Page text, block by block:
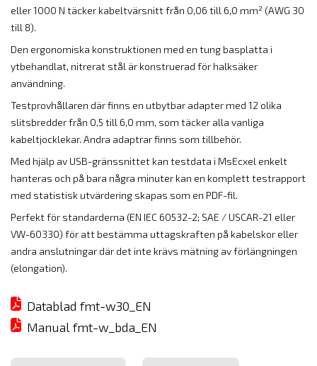
eller 1000 N täcker kabeltvärsnitt från 0,06 till 6,0 mm² (AWG 30
till 8).
Den ergonomiska konstruktionen med en tung basplatta i
ytbehandlat, nitrerat stål är konstruerad för halksäker
användning.
Testprovhållaren där finns en utbytbar adapter med 12 olika
slitsbredder från 0,5 till 6,0 mm, som täcker alla vanliga
kabeltjocklekar. Andra adaptrar finns som tillbehör.
Med hjälp av USB-gränssnittet kan testdata i MsEcxel enkelt
hanteras och på bara några minuter kan en komplett testrapport
med statistisk utvärdering skapas som en PDF-fil.
Perfekt för standarderna (EN IEC 60532-2; SAE / USCAR-21 eller
VW-60330) för att bestämma uttagskraften på kabelskor eller
andra anslutningar där det inte krävs mätning av förlängningen
(elongation).
Datablad fmt-w30_EN
Manual fmt-w_bda_EN